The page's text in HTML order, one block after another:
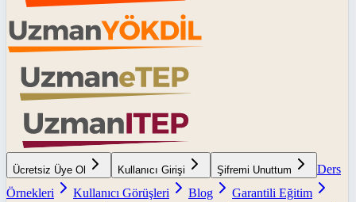
Ücretsiz Üye Ol Kullanıcı Girişi Şifremi Unuttum
Ders
Örnekleri
Kullanıcı Görüşleri Blog
Garantili Eğitim